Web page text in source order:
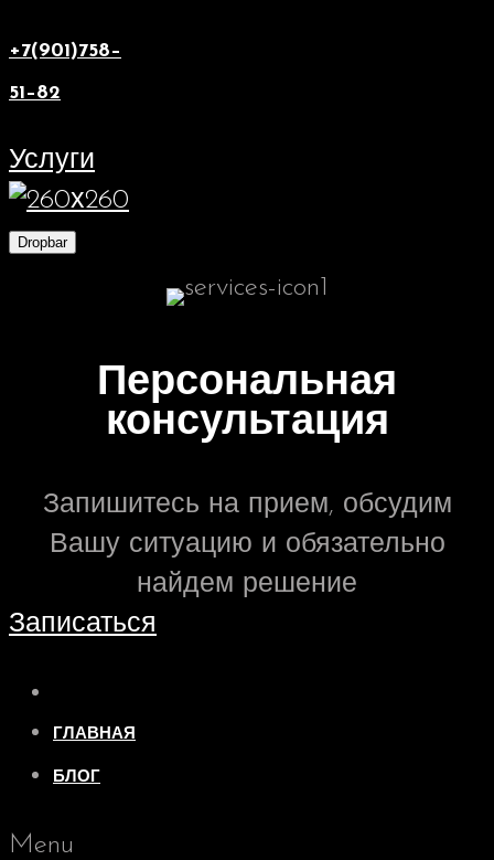
+7(901)758–
51–82
Услуги
Dropbar
Персональная
консультация
Запишитесь на прием, обсудим
Вашу ситуацию и обязательно
найдем решение
Записаться
ГЛАВНАЯ
БЛОГ
Menu